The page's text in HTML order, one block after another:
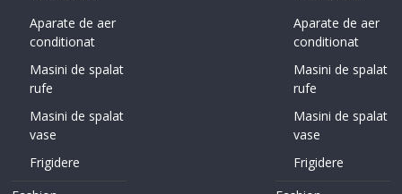
Aparate de aer
conditionat
Masini de spalat
rufe
Masini de spalat
vase
Frigidere
Aparate de aer
conditionat
Masini de spalat
rufe
Masini de spalat
vase
Frigidere